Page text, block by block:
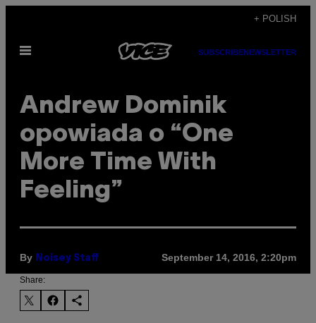
content
+ POLISH
Open
SUBSCRIBENEWSLETTER
Andrew Dominik
opowiada o “One
More Time With
Feeling”
By Noisey Staff September 14, 2016, 2:20pm
Share: